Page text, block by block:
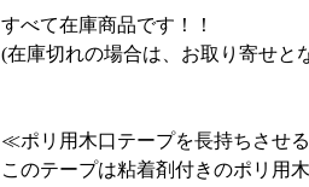
すべて在庫商品です！！
(在庫切れの場合は、お取り寄せと
≪ポリ用木口テープを長持ちさせ
このテープは粘着剤付きのポリ用